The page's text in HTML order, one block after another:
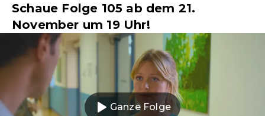
Schaue Folge 105 ab dem 21.
November um 19 Uhr!
Ganze Folge